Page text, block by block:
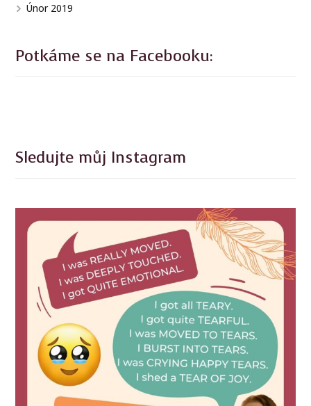
Únor 2019
Potkáme se na Facebooku:
Sledujte můj Instagram